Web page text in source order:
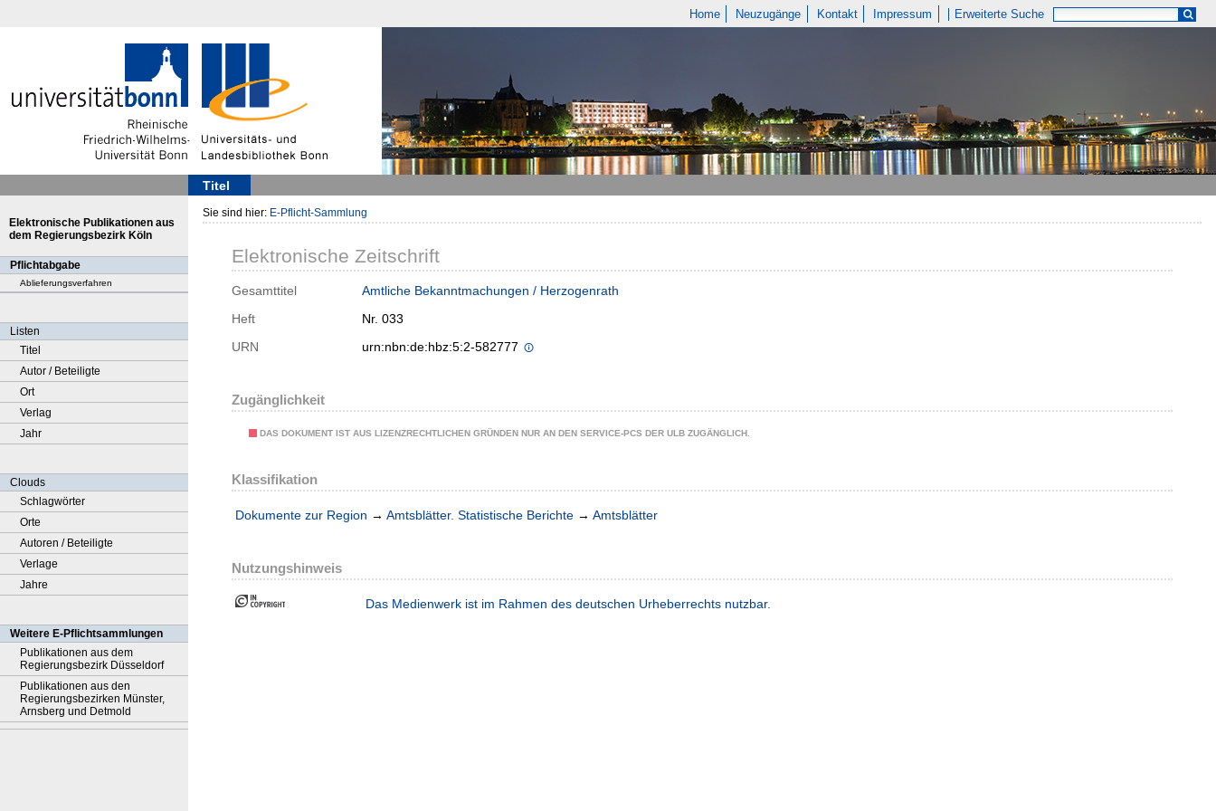
Home Neuzugänge Kontakt Impressum Erweiterte Suche
Titel
Elektronische Publikationen aus
dem Regierungsbezirk Köln
Pflichtabgabe
Ablieferungsverfahren
Listen
Titel
Autor / Beteiligte
Ort
Verlag
Jahr
Clouds
Schlagwörter
Orte
Autoren / Beteiligte
Verlage
Jahre
Weitere E-Pflichtsammlungen
Publikationen aus dem
Regierungsbezirk Düsseldorf
Publikationen aus den
Regierungsbezirken Münster,
Arnsberg und Detmold
Sie sind hier: E-Pflicht-Sammlung
Elektronische Zeitschrift
Gesamttitel
Amtliche Bekanntmachungen / Herzogenrath
Heft
Nr. 033
URN
urn:nbn:de:hbz:5:2-582777
Zugänglichkeit
DAS DOKUMENT IST AUS LIZENZRECHTLICHEN GRÜNDEN NUR AN DEN SERVICE-PCS DER ULB ZUGÄNGLICH.
Klassifikation
Dokumente zur Region → Amtsblätter. Statistische Berichte → Amtsblätter
Nutzungshinweis
Das Medienwerk ist im Rahmen des deutschen Urheberrechts nutzbar.